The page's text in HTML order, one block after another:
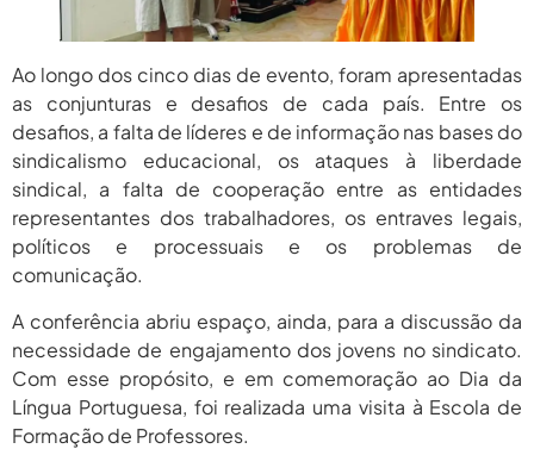
Ao longo dos cinco dias de evento, foram apresentadas
as conjunturas e desafios de cada país. Entre os
desafios, a falta de líderes e de informação nas bases do
sindicalismo educacional, os ataques à liberdade
sindical, a falta de cooperação entre as entidades
representantes dos trabalhadores, os entraves legais,
políticos e processuais e os problemas de
comunicação.
A conferência abriu espaço, ainda, para a discussão da
necessidade de engajamento dos jovens no sindicato.
Com esse propósito, e em comemoração ao Dia da
Língua Portuguesa, foi realizada uma visita à Escola de
Formação de Professores.